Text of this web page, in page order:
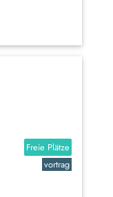
Freie Plätze
vortrag